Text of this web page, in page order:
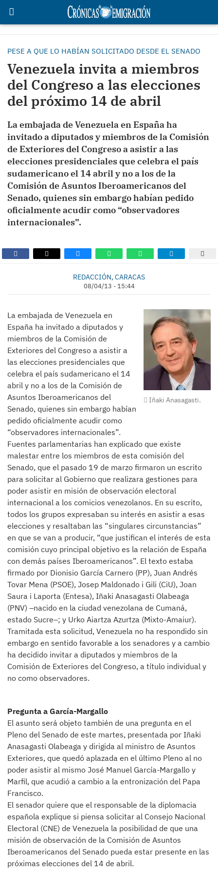
PESE A QUE LO HABÍAN SOLICITADO DESDE EL SENADO
Venezuela invita a miembros
del Congreso a las elecciones
del próximo 14 de abril
La embajada de Venezuela en España ha
invitado a diputados y miembros de la Comisión
de Exteriores del Congreso a asistir a las
elecciones presidenciales que celebra el país
sudamericano el 14 abril y no a los de la
Comisión de Asuntos Iberoamericanos del
Senado, quienes sin embargo habían pedido
oficialmente acudir como “observadores
internacionales”.
REDACCIÓN, CARACAS
08/04/13 - 15:44
Iñaki Anasagasti.
La embajada de Venezuela en
España ha invitado a diputados y
miembros de la Comisión de
Exteriores del Congreso a asistir a
las elecciones presidenciales que
celebra el país sudamericano el 14
abril y no a los de la Comisión de
Asuntos Iberoamericanos del
Senado, quienes sin embargo habían
pedido oficialmente acudir como
“observadores internacionales”.
Fuentes parlamentarias han explicado que existe
malestar entre los miembros de esta comisión del
Senado, que el pasado 19 de marzo firmaron un escrito
para solicitar al Gobierno que realizara gestiones para
poder asistir en misión de observación electoral
internacional a los comicios venezolanos. En su escrito,
todos los grupos expresaban su interés en asistir a esas
elecciones y resaltaban las “singulares circunstancias”
en que se van a producir, “que justifican el interés de esta
comisión cuyo principal objetivo es la relación de España
con demás países Iberoamericanos”. El texto estaba
firmado por Dionisio García Carnero (PP), Juan Andrés
Tovar Mena (PSOE), Josep Maldonado i Gili (CiU), Joan
Saura i Laporta (Entesa), Iñaki Anasagasti Olabeaga
(PNV) –nacido en la ciudad venezolana de Cumaná,
estado Sucre–; y Urko Aiartza Azurtza (Mixto-Amaiur).
Tramitada esta solicitud, Venezuela no ha respondido sin
embargo en sentido favorable a los senadores y a cambio
ha decidido invitar a diputados y miembros de la
Comisión de Exteriores del Congreso, a título individual y
no como observadores.
Pregunta a García-Margallo
El asunto será objeto también de una pregunta en el
Pleno del Senado de este martes, presentada por Iñaki
Anasagasti Olabeaga y dirigida al ministro de Asuntos
Exteriores, que quedó aplazada en el último Pleno al no
poder asistir al mismo José Manuel García-Margallo y
Marfil, que acudió a cambio a la entronización del Papa
Francisco.
El senador quiere que el responsable de la diplomacia
española explique si piensa solicitar al Consejo Nacional
Electoral (CNE) de Venezuela la posibilidad de que una
misión de observación de la Comisión de Asuntos
Iberoamericanos del Senado pueda estar presente en las
próximas elecciones del 14 de abril.